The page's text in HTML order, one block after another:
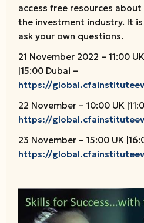
access free resources
the investment industry. It
ask your own questions.
21 November 2022 – 11:00
|15:00 Dubai –
https://
22 November – 10:00 UK
https://
23 November – 15:00 UK
https://